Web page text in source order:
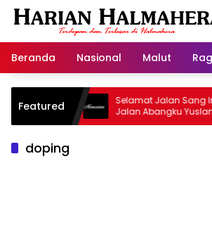
Langsung
Beranda
Nasional Malut
Featured
Warisan
Selamat Jalan Sang
Jalan Abangku Yuslam Idris
doping